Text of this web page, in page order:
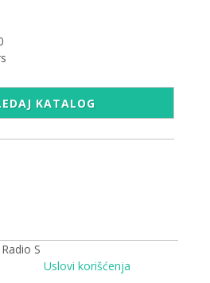
KATALOG
S
Uslovi korišćenja